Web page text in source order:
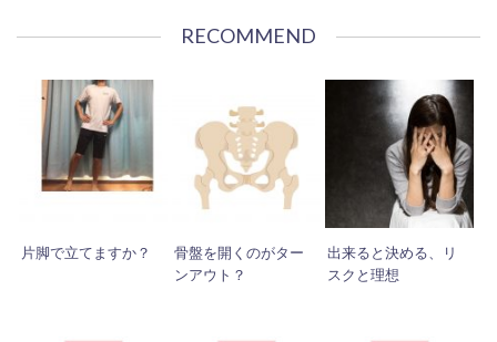
RECOMMEND
片脚で立てますか？
骨盤を開くのがター
ンアウト？
出来ると決める、リ
スクと理想